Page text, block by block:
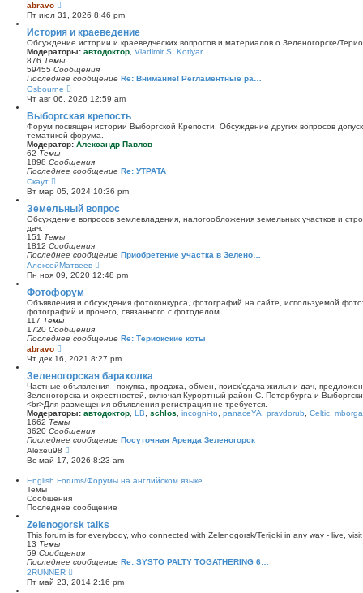
abravo
е
р
е
й
т
и
к
п
о
с
л
д
н
е
м
с
о
б
е
н
ю
Пт июл 31, 2026 8:46 pm
История и краеведение
Обсуждение истории и краеведческих вопросов и материалов о Зеленогорске/
Модераторы: автодоктор Vladimir S. Kotlyar
876 Темы
59455 Сообщения
Последнее сообщение Re: Внимание! Регламентные ра…
Osbourne
е
р
е
й
т
и
к
о
с
е
н
е
с
о
о
б
е
н
и
Чт авг 06, 2026 12:59 am
Выборгская крепость
Форум посвящен истории Выборгской Крепости. Обсуждение других вопросов
тематикой форума.
Модератор: Александр Павлов
62 Темы
1898 Сообщения
Последнее сообщение Re: УТРАТА
Скаут
е
р
е
й
т
к
п
о
с
л
д
н
е
м
у
с
о
о
щ
е
н
и
ю
Вт мар 05, 2024 10:36 pm
Земельный вопрос
Обсуждение вопросов землевладения, налогообложения земельных участков и
дач.
151 Темы
1812 Сообщения
Последнее сообщение Приобретение участка в Зелено…
АлексейМатвеев
е
р
т
и
о
л
д
н
е
м
у
о
щ
и
Пн ноя 09, 2020 12:48 pm
Фотофорум
Объявления и обсуждения фотоконкурса, фотографий на сайте, используемой
фотографий и прочего, связанного с фотоделом.
117 Темы
1720 Сообщения
Последнее сообщение Re: Териокские коты
abravo
е
р
е
й
т
и
к
п
о
с
л
е
д
е
у
с
о
б
е
н
и
ю
Чт дек 16, 2021 8:27 pm
Зеленогорская барахолка
Частные объявления - покупка, продажа, обмен, поиск/сдача жилья и дач,
Зеленогорска и окрестностей, включая Курортный район С.-Петербурга и
<br>Для размещения объявления регистрация не требуется.
Модераторы: автодоктор LB schlos incogni-to panaceYA pravdorub Celtic
1662 Темы
3620 Сообщения
Последнее сообщение Посуточная Аренда Зеленогорск
Alexeu98
е
р
й
и
к
о
с
е
д
н
е
Вс май 17, 2026 8:23 am
English Forums/Форумы на английском языке
Темы
Сообщения
Последнее сообщение
Zelenogorsk talks
This forum is for everybody, who connected with Zelenogorsk/Terijoki in any way - live,
13 Темы
59 Сообщения
Последнее сообщение Re: SYSTO PALTY TOGATHERING 6…
2RUNNER
е
р
Пт май 23, 2014 2:16 pm